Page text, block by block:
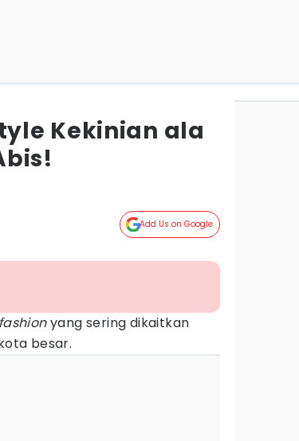
Kekinian ala
Add Us on Google
fashionyang sering dikaitkan
besar.